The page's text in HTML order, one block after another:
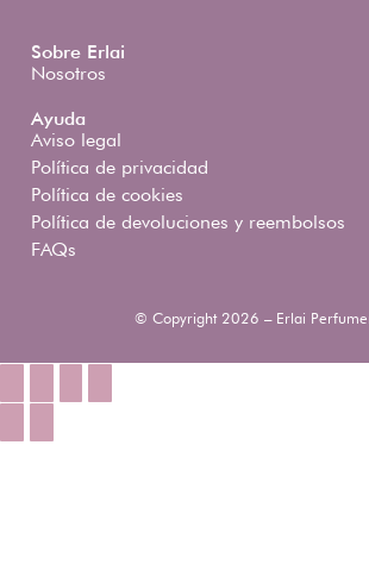
Sobre Erlai
Nosotros
Ayuda
Aviso legal
Política de privacidad
Política de cookies
Política de devoluciones y reembolsos
FAQs
© Copyright 2026 – Erlai